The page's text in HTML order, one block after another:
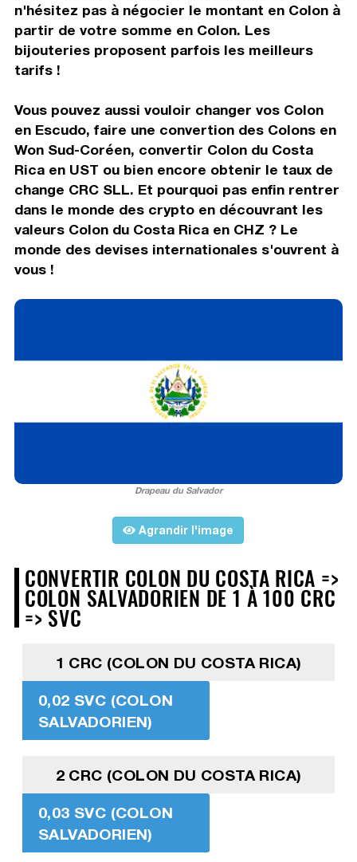
n'hésitez pas à négocier le montant en Colon à
partir de votre somme en Colon. Les
bijouteries proposent parfois les meilleurs
tarifs !
Vous pouvez aussi vouloir changer vos Colon
en Escudo, faire une convertion des Colons en
Won Sud-Coréen, convertir Colon du Costa
Rica en UST ou bien encore obtenir le taux de
change CRC SLL. Et pourquoi pas enfin rentrer
dans le monde des crypto en découvrant les
valeurs Colon du Costa Rica en CHZ ? Le
monde des devises internationales s'ouvrent à
vous !
Drapeau du Salvador
Agrandir l'image
CONVERTIR COLON DU COSTA RICA =>
COLON SALVADORIEN DE 1 À 100 CRC
=> SVC
1 CRC (COLON DU COSTA RICA)
0,02 SVC (COLON
SALVADORIEN)
2 CRC (COLON DU COSTA RICA)
0,03 SVC (COLON
SALVADORIEN)